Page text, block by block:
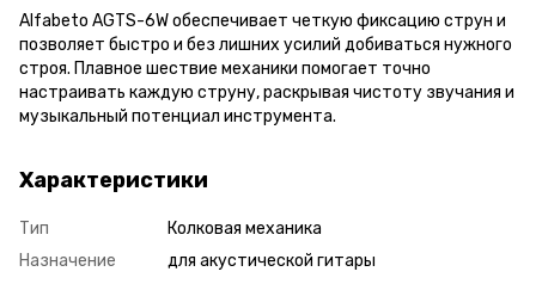
Alfabeto AGTS-6W обеспечивает четкую фиксацию струн и
позволяет быстро и без лишних усилий добиваться нужного
строя. Плавное шествие механики помогает точно
настраивать каждую струну, раскрывая чистоту звучания и
музыкальный потенциал инструмента.
Характеристики
Тип
Колковая механика
Назначение
для акустической гитары